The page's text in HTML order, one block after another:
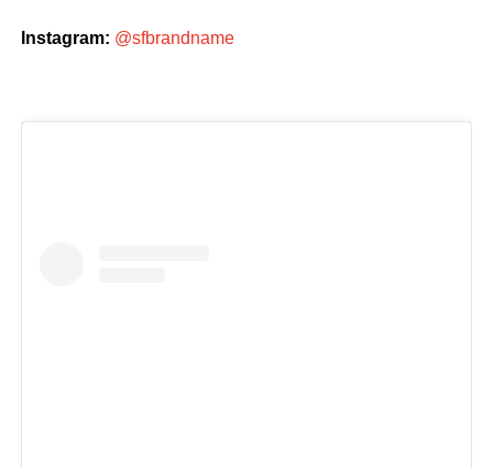
Instagram: @sfbrandname